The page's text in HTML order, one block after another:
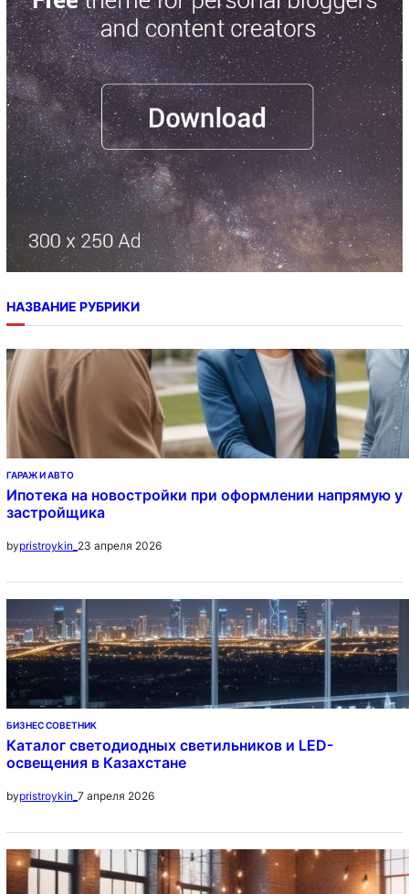
c
h
НАЗВАНИЕ РУБРИКИ
ГАРАЖ И АВТО
Ипотека на новостройки при оформлении напрямую у
застройщика
bypristroykin_ 23 апреля 2026
БИЗНЕС СОВЕТНИК
Каталог светодиодных светильников и LED-
освещения в Казахстане
bypristroykin_ 7 апреля 2026